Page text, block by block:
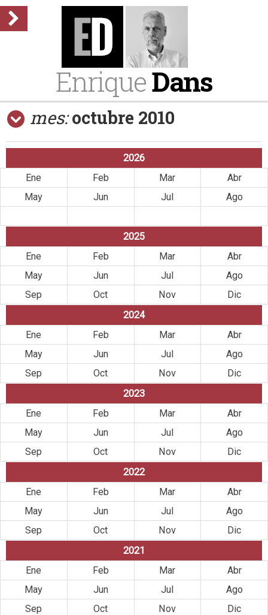
EnriqueDans
mes: octubre 2010
2026
Ene
Feb Mar
Abr
May
Jun Jul
Ago
2025
Ene
Feb Mar
Abr
May
Jun Jul
Ago
Sep
Oct Nov
Dic
2024
Ene
Feb Mar
Abr
May
Jun Jul
Ago
Sep
Oct Nov
Dic
2023
Ene
Feb Mar
Abr
May
Jun Jul
Ago
Sep
Oct Nov
Dic
2022
Ene
Feb Mar
Abr
May
Jun Jul
Ago
Sep
Oct Nov
Dic
2021
Ene
Feb Mar
Abr
May
Jun Jul
Ago
Sep
Oct Nov
Dic